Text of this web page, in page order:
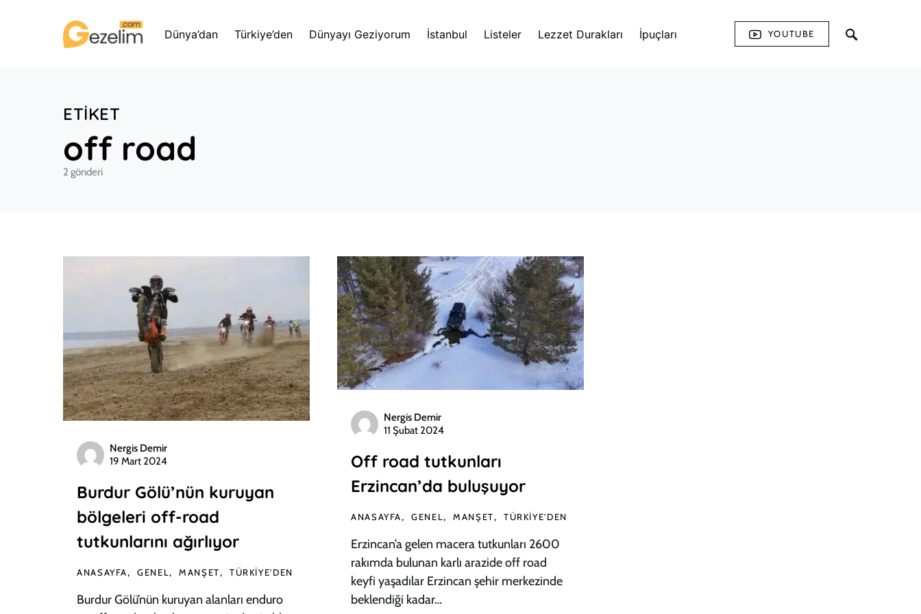
Dünya’dan Türkiye’den Dünyayı Geziyorum İstanbul Listeler Lezzet Durakları İpuçları YOUTUBE
ETIKET
off road
2 gönderi
Nergis Demir
19 Mart 2024
Burdur Gölü’nün kuruyan
bölgeleri off-road
tutkunlarını ağırlıyor
ANASAYFA GENEL MANŞET TÜRKIYE'DEN
Burdur Gölü’nün kuruyan alanları enduro
Nergis Demir
11 Şubat 2024
Off road tutkunları
Erzincan’da buluşuyor
ANASAYFA GENEL MANŞET TÜRKIYE'DEN
Erzincan’a gelen macera tutkunları 2600
rakımda bulunan karlı arazide off road
keyfi yaşadılar Erzincan şehir merkezinde
beklendiği kadar…